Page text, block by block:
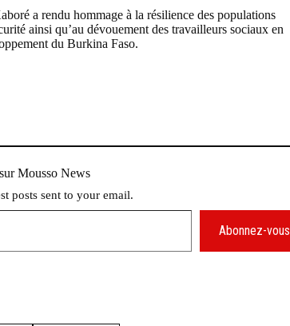
a rendu hommage à la résilience des populations
ainsi qu’au dévouement des travailleurs sociaux en
du Burkina Faso.
Mousso News
posts sent to your email.
Abonnez-vous